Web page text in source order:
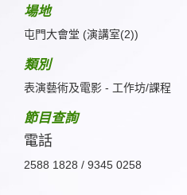
場地
屯門大會堂 (演講室(2))
類別
表演藝術及電影 - 工作坊/課程
節目查詢
電話
2588 1828 / 9345 0258